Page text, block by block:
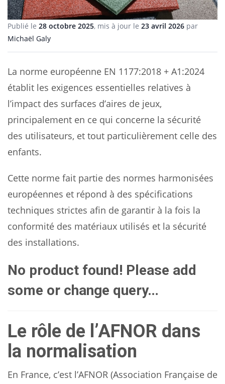
Publié le 28 octobre 2025, mis à jour le 23 avril 2026 par
Michaël Galy
La norme européenne EN 1177:2018 + A1:2024
établit les exigences essentielles relatives à
l’impact des surfaces d’aires de jeux,
principalement en ce qui concerne la sécurité
des utilisateurs, et tout particulièrement celle des
enfants.
Cette norme fait partie des normes harmonisées
européennes et répond à des spécifications
techniques strictes afin de garantir à la fois la
conformité des matériaux utilisés et la sécurité
des installations.
No product found! Please add
some or change query…
Le rôle de l’AFNOR dans
la normalisation
En France, c’est l’AFNOR (Association Française de